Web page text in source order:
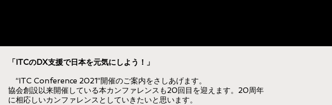
「ITCのDX支援で日本を元気にしよう！」
“ITC Conference 2021”開催のご案内をさしあげます。
協会創設以来開催している本カンファレンスも20回目を迎えます。20周年
に相応しいカンファレンスとしていきたいと思います。